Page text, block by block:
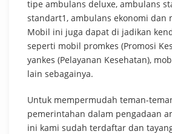
tipe ambulans deluxe, ambulans
standart1, ambulans ekonomi dan
Mobil ini juga dapat di jadikan
seperti mobil promkes (Promosi
yankes (Pelayanan Kesehatan),
lain sebagainya.
Untuk mempermudah teman-
pemerintahan dalam pengadaan
ini kami sudah terdaftar dan